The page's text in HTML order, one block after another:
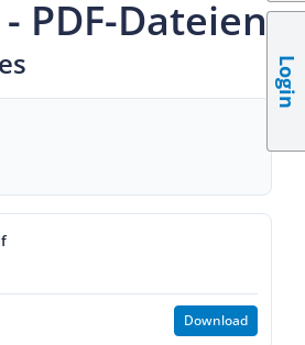
PDF-Dateien
Download
Login